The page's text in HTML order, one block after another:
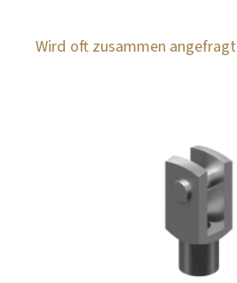
Wird oft zusammen angefragt